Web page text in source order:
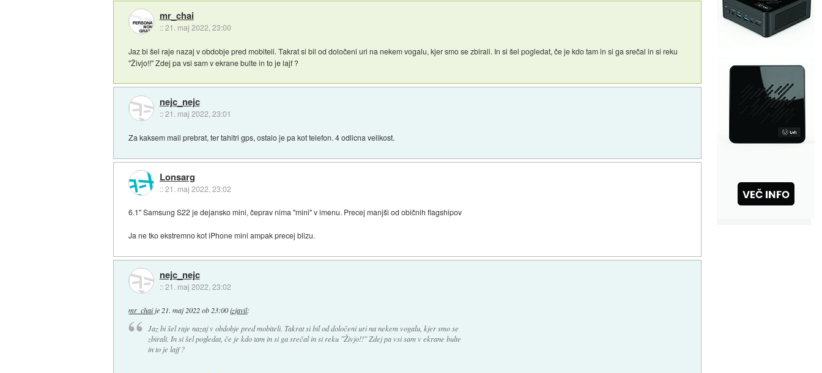
mr_chai
::21. maj 2022, 23:00
Jaz bi šel raje nazaj v obdobje pred mobiteli. Takrat si bil od določeni uri na nekem vogalu, kjer smo se zbirali. In si šel pogledat, če je kdo tam in si ga srečal in si reku
"Živjo!!" Zdej pa vsi sam v ekrane bulte in to je lajf ?
nejc_nejc
::21. maj 2022, 23:01
Za kaksem mail prebrat, ter tahitri gps, ostalo je pa kot telefon. 4 odlicna velikost.
Lonsarg
::21. maj 2022, 23:02
6.1" Samsung S22 je dejansko mini, čeprav nima "mini" v imenu. Precej manjši od običnih flagshipov
Ja ne tko ekstremno kot iPhone mini ampak precej blizu.
nejc_nejc
::21. maj 2022, 23:02
mr_chaije 21. maj 2022 ob 23:00 izjavil:
Jaz bi šel raje nazaj v obdobje pred mobiteli. Takrat si bil od določeni uri na nekem vogalu, kjer smo se
zbirali. In si šel pogledat, če je kdo tam in si ga srečal in si reku "Živjo!!" Zdej pa vsi sam v ekrane bulte
in to je lajf ?